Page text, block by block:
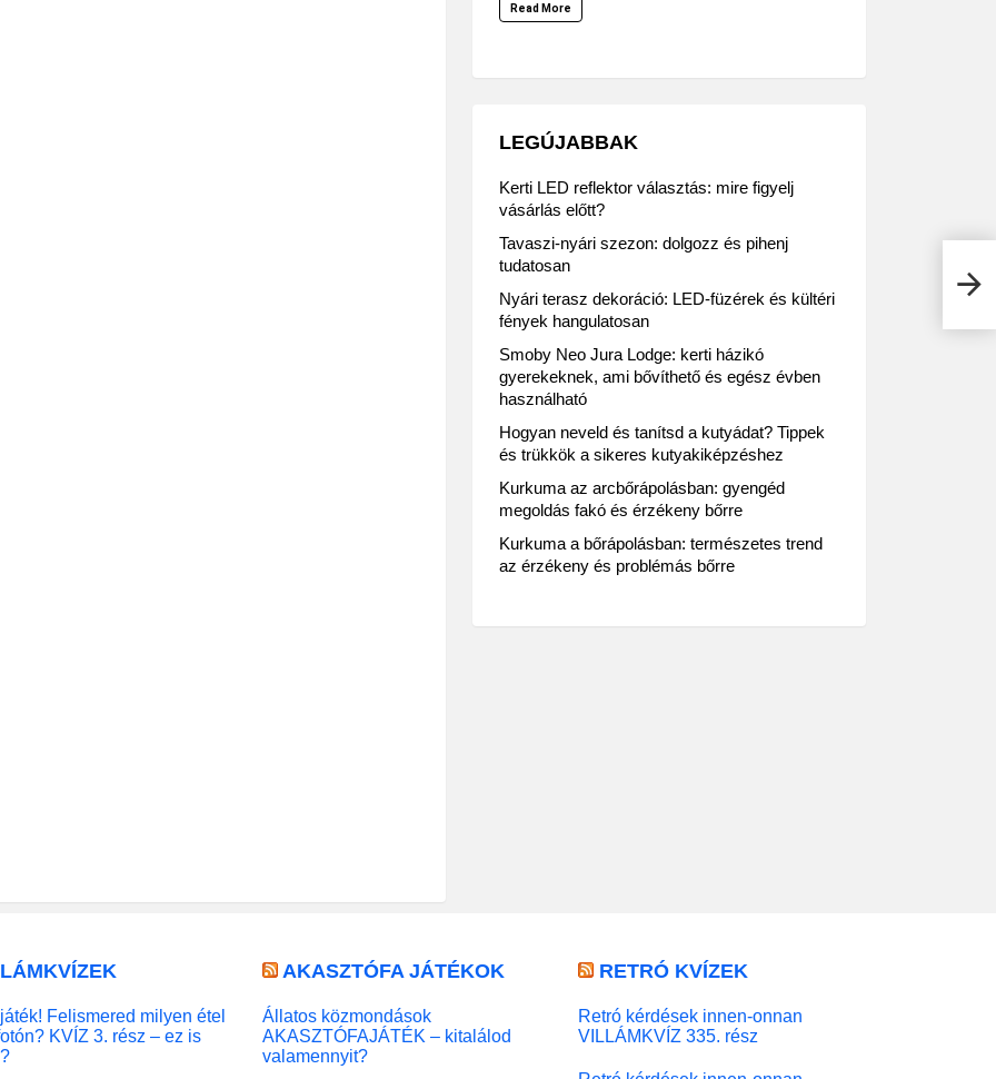
Jó
Read More
LEGÚJABBAK
Kerti LED reflektor választás: mire figyelj
vásárlás előtt?
Tavaszi-nyári szezon: dolgozz és pihenj
tudatosan
Nyári terasz dekoráció: LED-füzérek és kültéri
fények hangulatosan
Smoby Neo Jura Lodge: kerti házikó
gyerekeknek, ami bővíthető és egész évben
használható
Hogyan neveld és tanítsd a kutyádat? Tippek
és trükkök a sikeres kutyakiképzéshez
Kurkuma az arcbőrápolásban: gyengéd
megoldás fakó és érzékeny bőrre
Kurkuma a bőrápolásban: természetes trend
az érzékeny és problémás bőrre
Felismered milyen étel
KVÍZ 3. rész – ez is
AKASZTÓFA JÁTÉKOK
Állatos közmondások
AKASZTÓFAJÁTÉK – kitalálod
valamennyit?
RETRÓ KVÍZEK
Retró kérdések innen-onnan
VILLÁMKVÍZ 335. rész